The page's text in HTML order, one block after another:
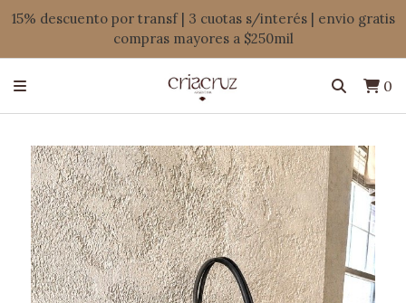
15% descuento por transf | 3 cuotas s/interés | envio gratis
compras mayores a $250mil
0